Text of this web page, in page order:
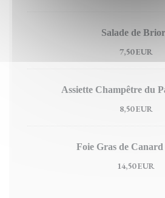
Salade de
7,50 EUR
Assiette Champêtre du
8,50 EUR
Foie Gras de
14,50 EUR